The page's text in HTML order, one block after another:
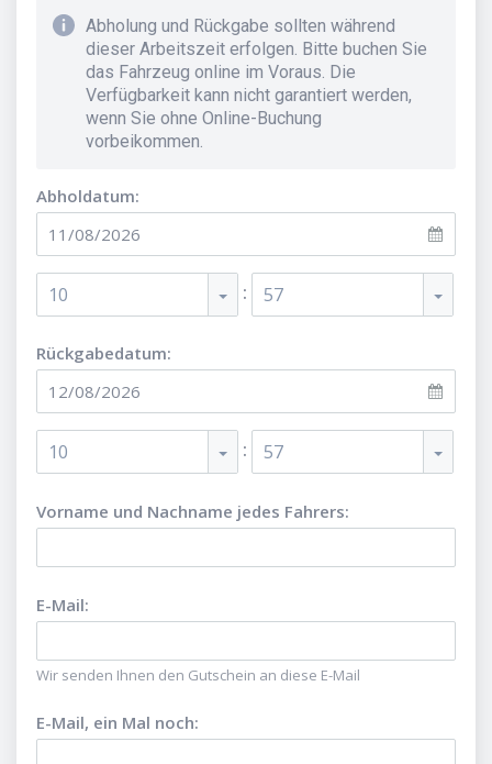
Abholung und Rückgabe sollten während
dieser Arbeitszeit erfolgen. Bitte buchen Sie
das Fahrzeug online im Voraus. Die
Verfügbarkeit kann nicht garantiert werden,
wenn Sie ohne Online-Buchung
vorbeikommen.
Abholdatum:
10 : 57
Rückgabedatum:
10 : 57
Vorname und Nachname jedes Fahrers:
E-Mail:
Wir senden Ihnen den Gutschein an diese E-Mail
E-Mail, ein Mal noch: